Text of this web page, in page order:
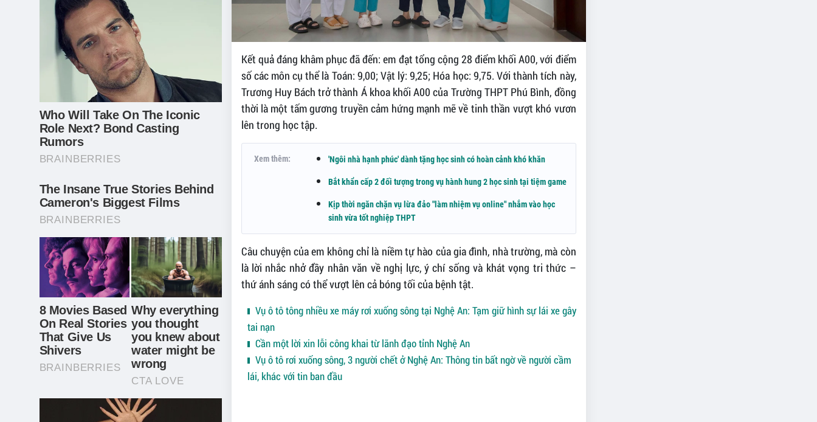
Kết quả đáng khâm phục đã đến: em đạt tổng cộng 28 điểm khối A00, với điểm
số các môn cụ thể là Toán: 9,00; Vật lý: 9,25; Hóa học: 9,75. Với thành tích này,
Trương Huy Bách trở thành Á khoa khối A00 của Trường THPT Phú Bình, đồng
thời là một tấm gương truyền cảm hứng mạnh mẽ về tinh thần vượt khó vươn
lên trong học tập.
Xem thêm: 'Ngôi nhà hạnh phúc' dành tặng học sinh có hoàn cảnh khó khăn
Bắt khẩn cấp 2 đối tượng trong vụ hành hung 2 học sinh tại tiệm game
Kịp thời ngăn chặn vụ lừa đảo "làm nhiệm vụ online" nhắm vào học
sinh vừa tốt nghiệp THPT
Câu chuyện của em không chỉ là niềm tự hào của gia đình, nhà trường, mà còn
là lời nhắc nhở đầy nhân văn về nghị lực, ý chí sống và khát vọng tri thức –
thứ ánh sáng có thể vượt lên cả bóng tối của bệnh tật.
Vụ ô tô tông nhiều xe máy rơi xuống sông tại Nghệ An: Tạm giữ hình sự lái xe gây
tai nạn
Cần một lời xin lỗi công khai từ lãnh đạo tỉnh Nghệ An
Vụ ô tô rơi xuống sông, 3 người chết ở Nghệ An: Thông tin bất ngờ về người cầm
lái, khác với tin ban đầu